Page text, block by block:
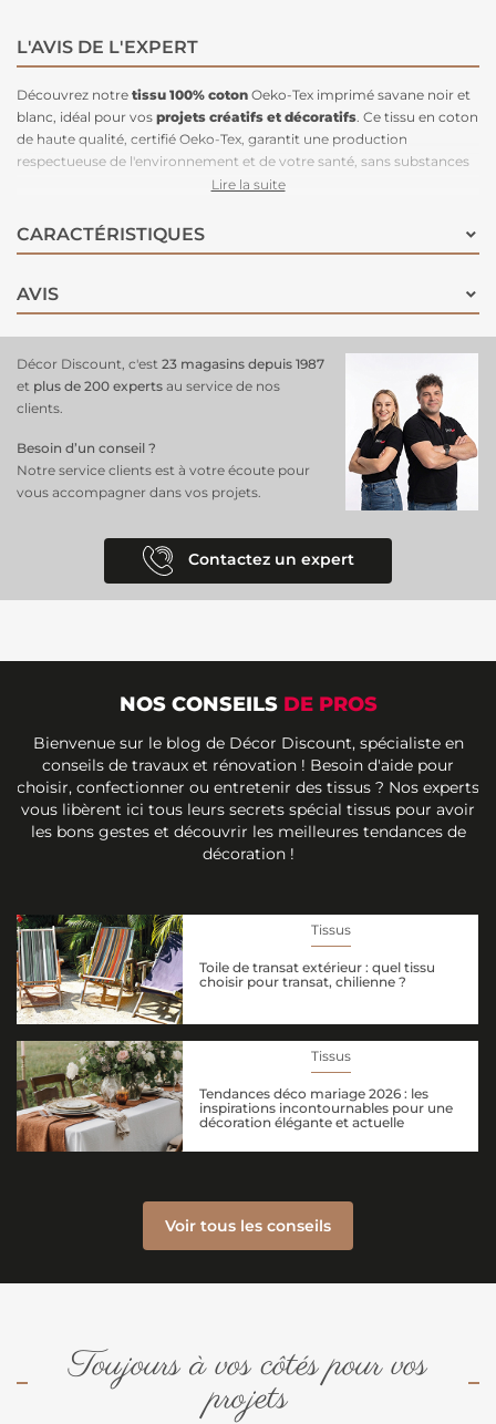
L'AVIS DE L'EXPERT
Découvrez notre tissu 100% coton Oeko-Tex imprimé savane noir et
blanc, idéal pour vos projets créatifs et décoratifs. Ce tissu en coton
de haute qualité, certifié Oeko-Tex, garantit une production
respectueuse de l'environnement et de votre santé, sans substances
vêtements, accessoires, ou éléments de décoration intérieure
comme des coussins, rideaux ou nappes. L'imprimé savane noir et
vos créations. Facile à travailler, ce tissu est léger, doux et agréable au
toucher, tout en offrant une excellente respirabilité.
Ajoutez une note sauvage et tendance à vos projets grâce à cetissu
en coton Oeko-Tex, adapté aux couturiers débutants comme
expérimentés.
Lire la suite
CARACTÉRISTIQUES
AVIS
Décor Discount, c'est 23 magasins depuis 1987
et plus de 200 experts au service de nos
clients.
Besoin d’un conseil ?
Notre service clients est à votre écoute pour
vous accompagner dans vos projets.
Contactez un expert
NOS CONSEILS DE PROS
Bienvenue sur le blog de Décor Discount, spécialiste en
conseils de travaux et rénovation ! Besoin d'aide pour
choisir, confectionner ou entretenir des tissus ? Nos experts
vous libèrent ici tous leurs secrets spécial tissus pour avoir
les bons gestes et découvrir les meilleures tendances de
décoration !
Tissus
Toile de transat extérieur : quel tissu
choisir pour transat, chilienne ?
Tissus
Tendances déco mariage 2026 : les
inspirations incontournables pour une
décoration élégante et actuelle
Voir tous les conseils
Toujours à vos côtés pour vos
projets